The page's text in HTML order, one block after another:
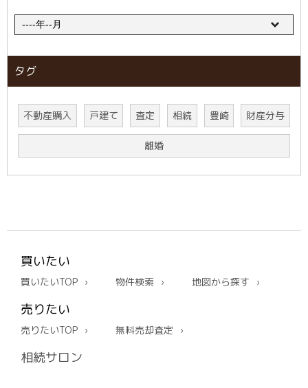
タグ
不動産購入 戸建て 査定 相続 豊崎 財産分与
離婚
買いたい
買いたいTOP 物件検索 地図から探す
売りたい
売りたいTOP 無料売却査定
相続サロン